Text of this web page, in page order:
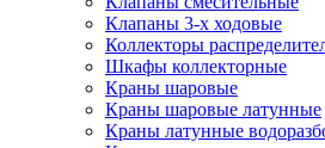
Клапаны 3-х ходовые
Коллекторы
Шкафы коллекторные
Краны шаровые
Краны шаровые латунные
Краны латунные